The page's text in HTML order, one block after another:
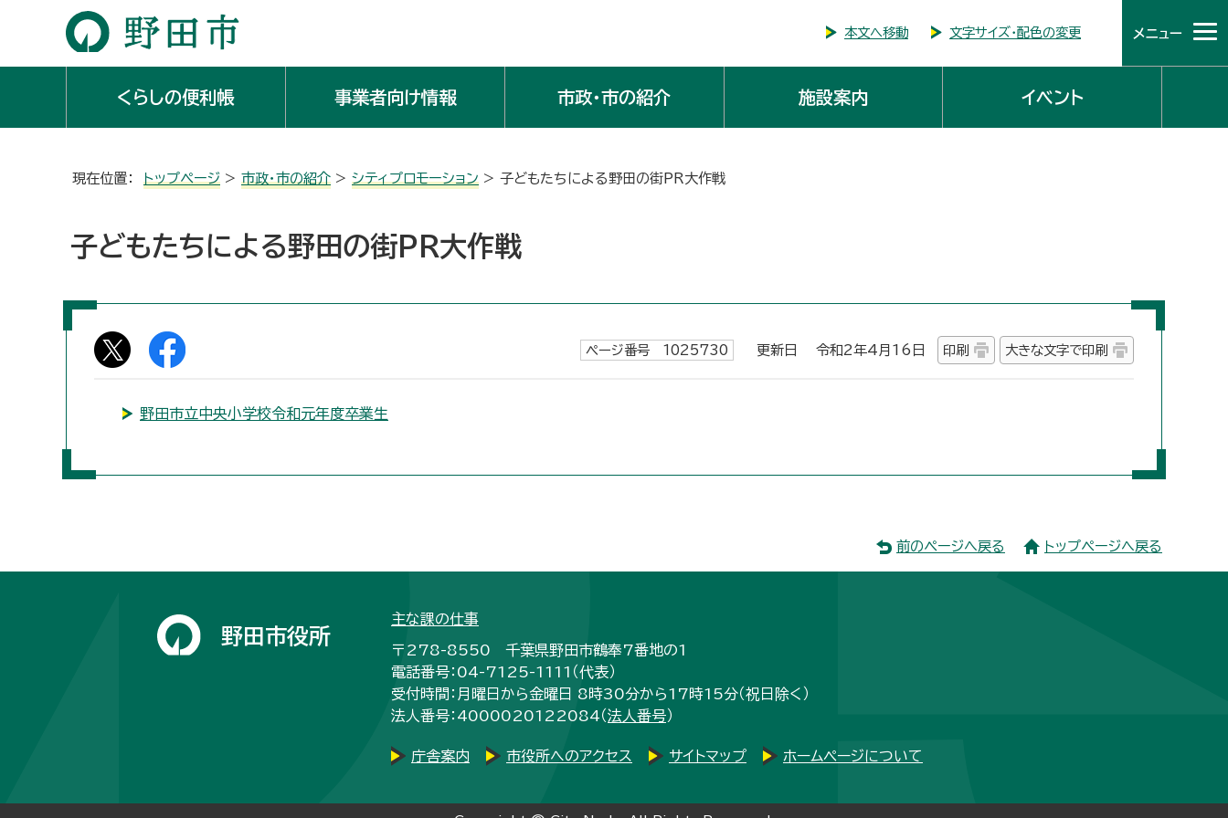
本文へ移動 文字サイズ・配色の変更 メニュー
くらしの便利帳 事業者向け情報 市政・市の紹介 施設案内 イベント
現在位置： トップページ > 市政・市の紹介 > シティプロモーション > 子どもたちによる野田の街PR大作戦
子どもたちによる野田の街PR大作戦
ページ番号 1025730 更新日 令和2年4月16日 印刷 大きな文字で印刷
野田市立中央小学校令和元年度卒業生
前のページへ戻る トップページへ戻る
野田市役所
主な課の仕事
〒278-8550 千葉県野田市鶴奉7番地の1
電話番号：04-7125-1111（代表）
受付時間：月曜日から金曜日 8時30分から17時15分（祝日除く）
法人番号：4000020122084（法人番号）
庁舎案内 市役所へのアクセス サイトマップ ホームページについて